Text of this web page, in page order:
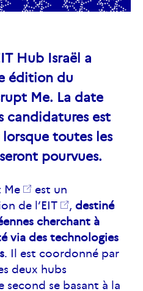
Hub Israël a
édition du
Me. La date
candidatures est
toutes les
pourvues.
Me
est un
de l’EIT , destiné
cherchant à
via des technologies
. Il est coordonné par
deux hubs
second se basant à la